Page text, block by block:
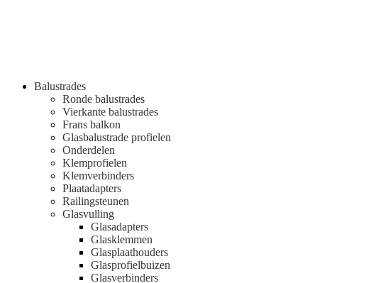
Balustrades
Ronde balustrades
Vierkante balustrades
Frans balkon
Glasbalustrade profielen
Onderdelen
Klemprofielen
Klemverbinders
Plaatadapters
Railingsteunen
Glasvulling
Glasadapters
Glasklemmen
Glasplaathouders
Glasprofielbuizen
Glasverbinders